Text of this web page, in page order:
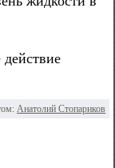
Анатолий Стопариков